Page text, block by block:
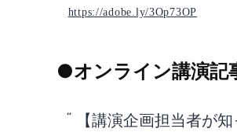
https://adobe.ly/3Op73OP
●オンライン講演記
【講演企画担当者が